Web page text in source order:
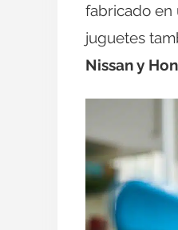
fabricado en
juguetes
Nissan y